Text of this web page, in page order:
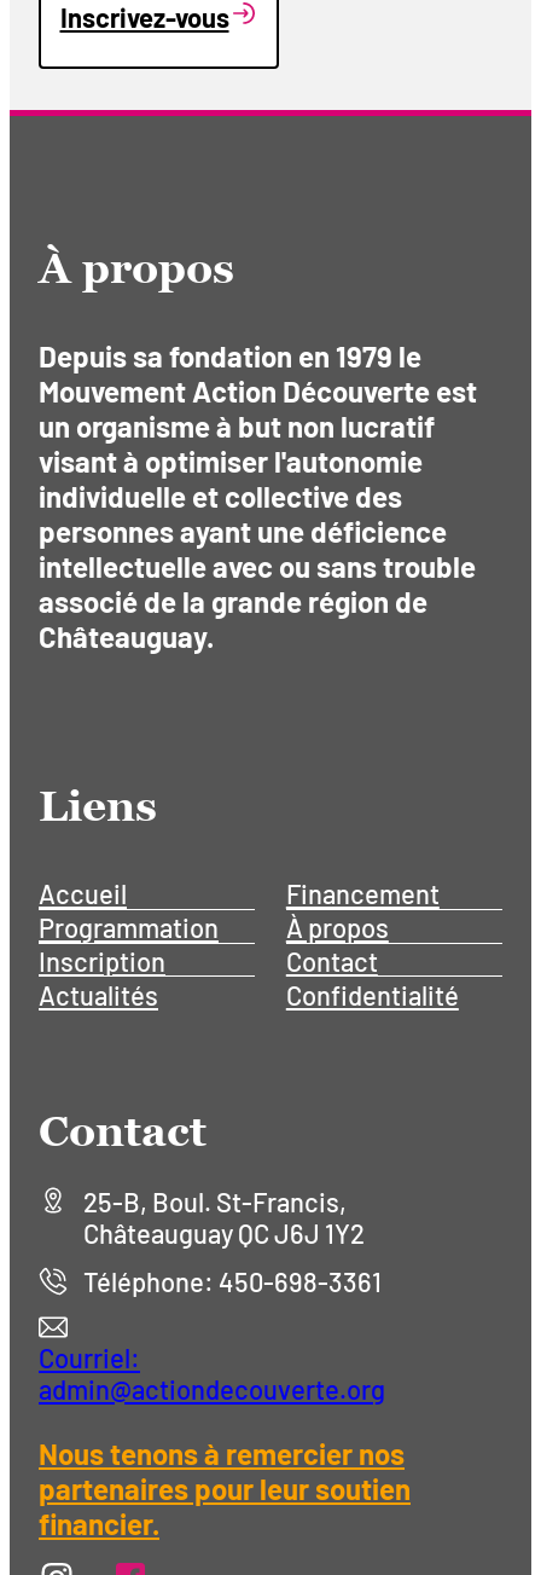
Inscrivez-vous
À propos
Depuis sa fondation en 1979 le
Mouvement Action Découverte est
un organisme à but non lucratif
visant à optimiser l'autonomie
individuelle et collective des
personnes ayant une déficience
intellectuelle avec ou sans trouble
associé de la grande région de
Châteauguay.
Liens
Accueil
Programmation
Inscription
Actualités
Financement
À propos
Contact
Confidentialité
Contact
25-B, Boul. St-Francis,
Châteauguay QC J6J 1Y2
Téléphone: 450-698-3361
Courriel:
admin@actiondecouverte.org
Nous tenons à remercier nos
partenaires pour leur soutien
financier.